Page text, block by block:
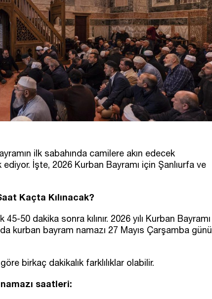
ilk sabahında camilere akın edecek
İşte, 2026 Kurban Bayramı için Şanlıurfa ve
Kaçta Kılınacak?
50 dakika sonra kılınır. 2026 yılı Kurban Bayramı
kurban bayram namazı 27 Mayıs Çarşamba günü
birkaç dakikalık farklılıklar olabilir.
saatleri: